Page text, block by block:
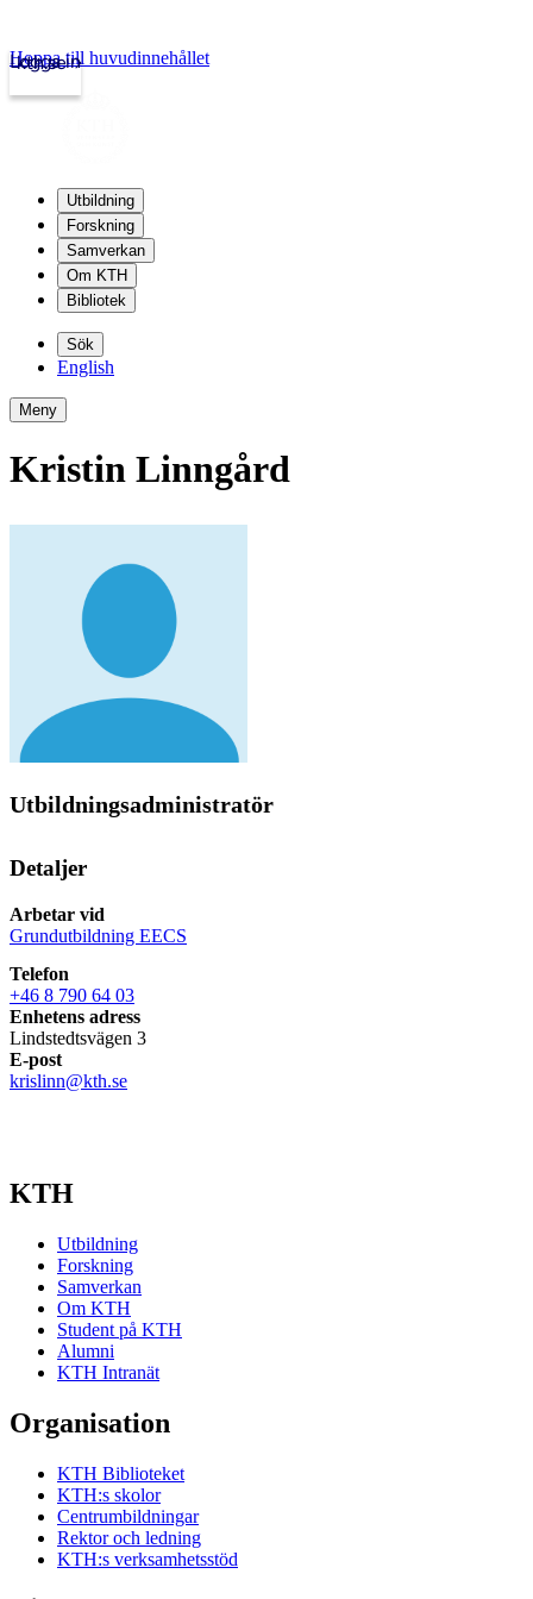
kth.se
Logga in
Hoppa till huvudinnehållet
Utbildning
Forskning
Samverkan
Om KTH
Bibliotek
Sök
English
Meny
Kristin Linngård
Utbildningsadministratör
Detaljer
Arbetar vid
Grundutbildning EECS
Telefon
+46 8 790 64 03
Enhetens adress
Lindstedtsvägen 3
E-post
krislinn@kth.se
KTH
Utbildning
Forskning
Samverkan
Om KTH
Student på KTH
Alumni
KTH Intranät
Organisation
KTH Biblioteket
KTH:s skolor
Centrumbildningar
Rektor och ledning
KTH:s verksamhetsstöd